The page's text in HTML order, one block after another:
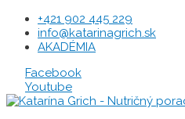
Preskočiť
obsah
+421 902 445 229
info@katarinagrich.sk
AKADÉMIA
Facebook
Youtube